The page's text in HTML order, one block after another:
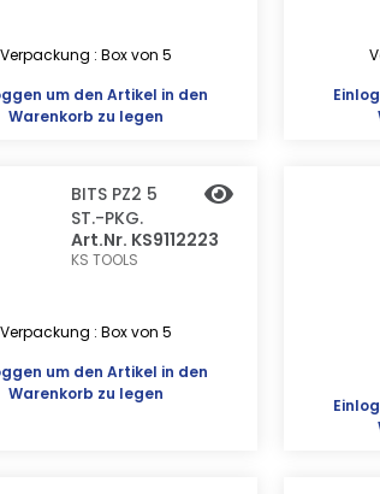
Verpackung : Box von 5
um den Artikel in den
Warenkorb zu legen
BITS PZ2 5
ST.-PKG.
Art.Nr. KS9112223
KS TOOLS
Verpackung : Box von 5
um den Artikel in den
Warenkorb zu legen